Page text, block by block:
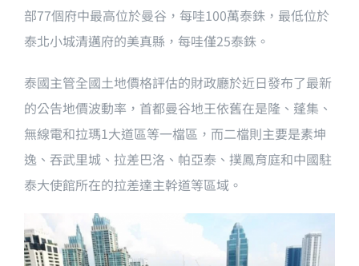
部77個府中最高位於曼谷，每哇100萬泰銖，最低位於
泰北小城清邁府的美真縣，每哇僅25泰銖。
泰國主管全國土地價格評估的財政廳於近日發布了最新
的公告地價波動率，首都曼谷地王依舊在是隆、蓬集、
無線電和拉瑪1大道區等一檔區，而二檔則主要是素坤
逸、吞武里城、拉差巴洛、帕亞泰、撲鳳育庭和中國駐
泰大使館所在的拉差達主幹道等區域。